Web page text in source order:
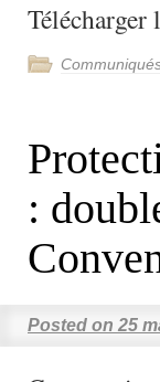
Télécharger
:
Posted on 25